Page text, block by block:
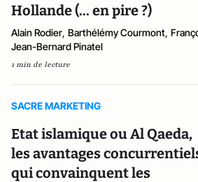
Hollande (... en pire ?)
Alain Rodier, Barthélémy Courmont,
Jean-Bernard Pinatel
1 min de lecture
SACRE MARKETING
Etat islamique ou Al Qaeda,
les avantages
qui convainquent les